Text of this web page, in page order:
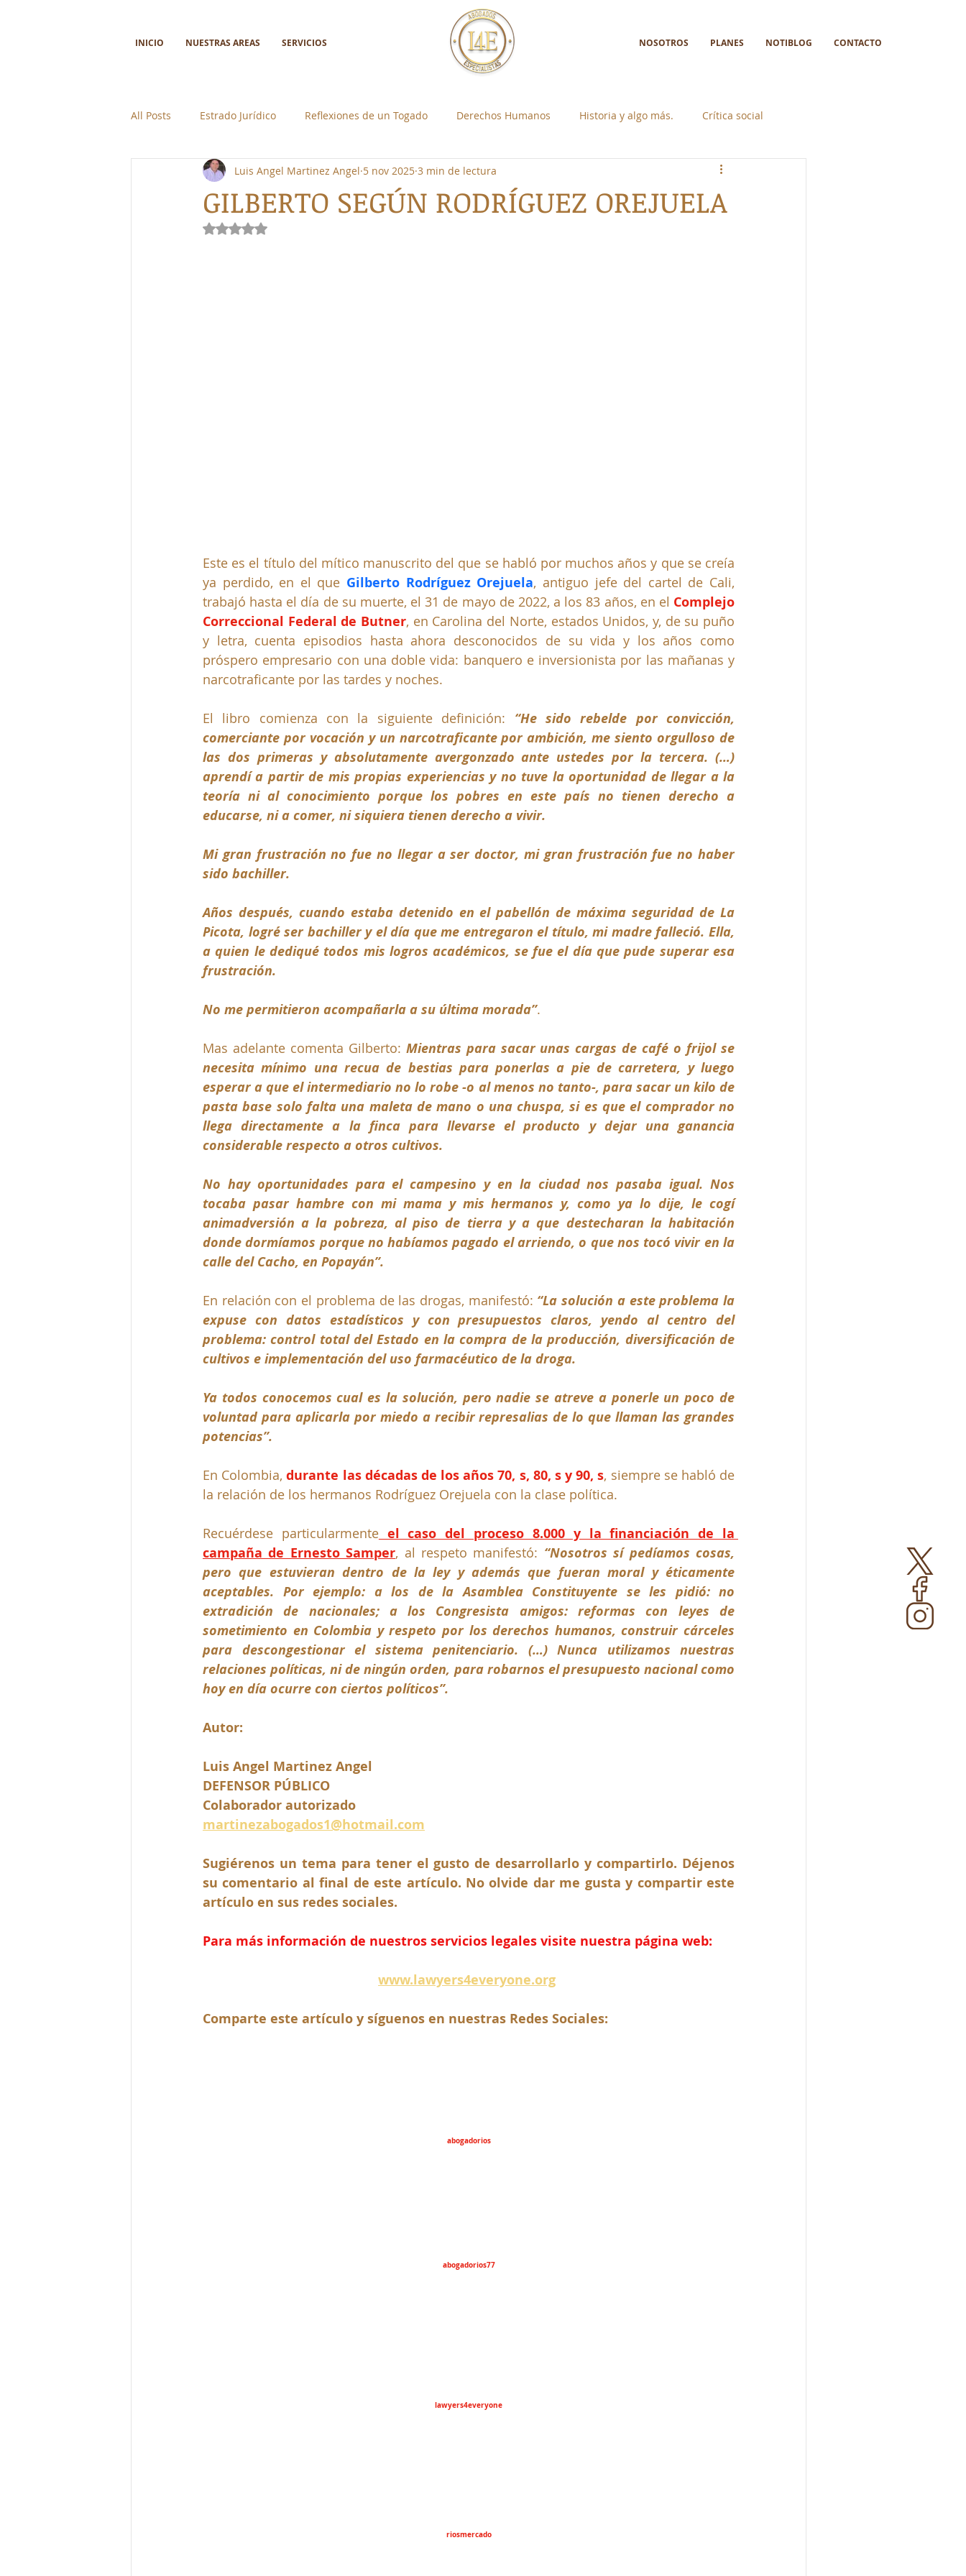
INICIO NUESTRAS AREAS SERVICIOS NOSOTROS PLANES NOTIBLOG CONTACTO
All Posts Estrado Jurídico Reflexiones de un Togado Derechos Humanos Historia y algo más. Crítica social
Ciencia y tecnología Colabora con Nosotros Control Social Individual
GILBERTO SEGÚN RODRÍGUEZ OREJUELA
Luis Angel Martinez Angel 5 nov 2025 3 min de lectura
Obtuvo NaN de 5 estrellas.
Este es el título del mítico manuscrito del que se habló por muchos años y que se creía
ya perdido, en el que Gilberto Rodríguez Orejuela, antiguo jefe del cartel de Cali,
trabajó hasta el día de su muerte, el 31 de mayo de 2022, a los 83 años, en el Complejo
Correccional Federal de Butner, en Carolina del Norte, estados Unidos, y, de su puño
y letra, cuenta episodios hasta ahora desconocidos de su vida y los años como
próspero empresario con una doble vida: banquero e inversionista por las mañanas y
narcotraficante por las tardes y noches.
El libro comienza con la siguiente definición: “He sido rebelde por convicción,
comerciante por vocación y un narcotraficante por ambición, me siento orgulloso de
las dos primeras y absolutamente avergonzado ante ustedes por la tercera. (…)
aprendí a partir de mis propias experiencias y no tuve la oportunidad de llegar a la
teoría ni al conocimiento porque los pobres en este país no tienen derecho a
educarse, ni a comer, ni siquiera tienen derecho a vivir.
Mi gran frustración no fue no llegar a ser doctor, mi gran frustración fue no haber
sido bachiller.
Años después, cuando estaba detenido en el pabellón de máxima seguridad de La
Picota, logré ser bachiller y el día que me entregaron el título, mi madre falleció. Ella,
a quien le dediqué todos mis logros académicos, se fue el día que pude superar esa
frustración.
No me permitieron acompañarla a su última morada”.
Mas adelante comenta Gilberto: Mientras para sacar unas cargas de café o frijol se
necesita mínimo una recua de bestias para ponerlas a pie de carretera, y luego
esperar a que el intermediario no lo robe -o al menos no tanto-, para sacar un kilo de
pasta base solo falta una maleta de mano o una chuspa, si es que el comprador no
llega directamente a la finca para llevarse el producto y dejar una ganancia
considerable respecto a otros cultivos.
No hay oportunidades para el campesino y en la ciudad nos pasaba igual. Nos
tocaba pasar hambre con mi mama y mis hermanos y, como ya lo dije, le cogí
animadversión a la pobreza, al piso de tierra y a que destecharan la habitación
donde dormíamos porque no habíamos pagado el arriendo, o que nos tocó vivir en la
calle del Cacho, en Popayán”.
En relación con el problema de las drogas, manifestó: “La solución a este problema la
expuse con datos estadísticos y con presupuestos claros, yendo al centro del
problema: control total del Estado en la compra de la producción, diversificación de
cultivos e implementación del uso farmacéutico de la droga.
Ya todos conocemos cual es la solución, pero nadie se atreve a ponerle un poco de
voluntad para aplicarla por miedo a recibir represalias de lo que llaman las grandes
potencias”.
En Colombia, durante las décadas de los años 70, s, 80, s y 90, s, siempre se habló de
la relación de los hermanos Rodríguez Orejuela con la clase política.
Recuérdese particularmente el caso del proceso 8.000 y la financiación de la
campaña de Ernesto Samper, al respeto manifestó: “Nosotros sí pedíamos cosas,
pero que estuvieran dentro de la ley y además que fueran moral y éticamente
aceptables. Por ejemplo: a los de la Asamblea Constituyente se les pidió: no
extradición de nacionales; a los Congresista amigos: reformas con leyes de
sometimiento en Colombia y respeto por los derechos humanos, construir cárceles
para descongestionar el sistema penitenciario. (…) Nunca utilizamos nuestras
relaciones políticas, ni de ningún orden, para robarnos el presupuesto nacional como
hoy en día ocurre con ciertos políticos”.
Autor:
Luis Angel Martinez Angel
DEFENSOR PÚBLICO
Colaborador autorizado
martinezabogados1@hotmail.com
Sugiérenos un tema para tener el gusto de desarrollarlo y compartirlo. Déjenos
su comentario al final de este artículo. No olvide dar me gusta y compartir este
artículo en sus redes sociales.
Para más información de nuestros servicios legales visite nuestra página web:
www.lawyers4everyone.org
Comparte este artículo y síguenos en nuestras Redes Sociales:
abogadorios
abogadorios77
lawyers4everyone
riosmercado